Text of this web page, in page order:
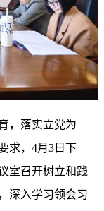
，落实立党为
求， 4月3日下
室召开树立和践
深入学习领会习